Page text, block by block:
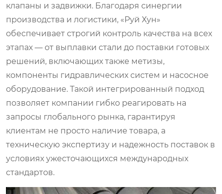
клапаны и задвижки. Благодаря синергии
производства и логистики, «Руй Хун»
обеспечивает строгий контроль качества на всех
этапах — от выплавки стали до поставки готовых
решений, включающих также метизы,
компоненты гидравлических систем и насосное
оборудование. Такой интегрированный подход
позволяет компании гибко реагировать на
запросы глобального рынка, гарантируя
клиентам не просто наличие товара, а
техническую экспертизу и надежность поставок в
условиях ужесточающихся международных
стандартов.